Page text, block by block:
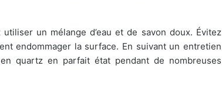
un mélange d’eau et de savon doux. Évitez
endommager la surface. En suivant un entretien
quartz en parfait état pendant de nombreuses